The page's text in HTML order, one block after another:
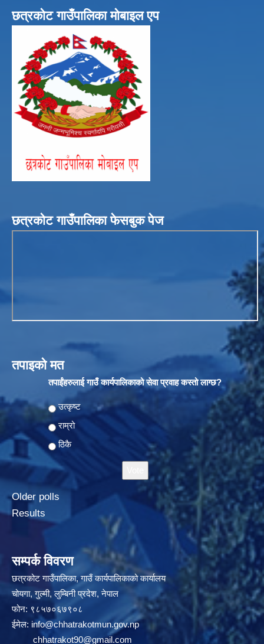
छत्रकोट गाउँपालिका मोबाइल एप
छत्रकोट गाउँपालिका फेसबुक पेज
तपाइको मत
तपाईंहरुलाई गाउँ कार्यपालिकाको सेवा प्रवाह कस्तो लाग्छ?
Choices
उत्कृष्ट
राम्रो
ठिकै
Older polls
Results
सम्पर्क विवरण
छत्रकोट गाउँपालिका, गाउँ कार्यपालिकाको कार्यालय
चोयगा, गुल्मी, लुम्बिनी प्रदेश, नेपाल
फोन: ९८५७०६७९०८
ईमेल: info@chhatrakotmun.gov.np
chhatrakot90@gmail.com